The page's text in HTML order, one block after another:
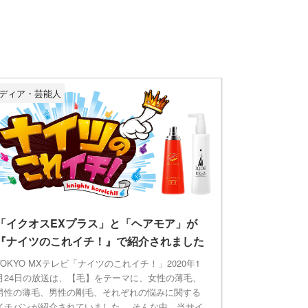
ィア・芸能人
イクオスEXプラス」と「ヘアモア」が
ナイツのこれイチ！』で紹介されました
MXテレビ「ナイツのこれイチ！」2020年1
24日の放送は、【毛】をテーマに、女性の薄毛、
性の薄毛、男性の剛毛、それぞれの悩みに関する